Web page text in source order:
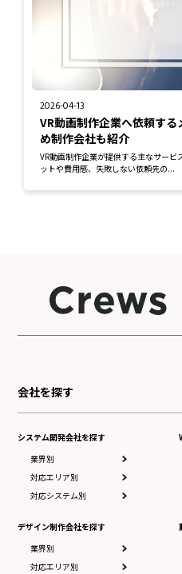
2026-04-13
VR動画制作企業へ依頼す
め制作会社も紹介
VR動画制作企業が提供する主なサー
ットや費用感、失敗しない依頼先の...
会社を探す
システム開発会社を探す
業界別
対応エリア別
対応システム別
デザイン制作会社を探す
業界別
対応エリア別